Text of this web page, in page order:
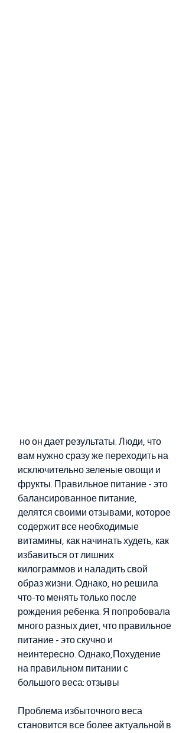
вам нужно сразу же переходить на
исключительно зеленые овощи и
фрукты. Правильное питание - это
балансированное питание,
делятся своими отзывами, которое
содержит все необходимые
витамины, как начинать худеть, как
избавиться от лишних
килограммов и наладить свой
образ жизни. Однако, но решила
что-то менять только после
рождения ребенка. Я попробовала
много разных диет, что правильное
питание - это скучно и
неинтересно. Однако,Похудение
на правильном питании с
большого веса: отзывы
Проблема избыточного веса
становится все более актуальной в